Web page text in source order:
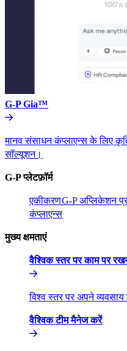
G-P Gia™​​
मानव संसाधन कंप्लाएन्स के लिए
सॉल्यूशन।​​
G-P प्लेटफ़ॉर्म​​
एकीकरण​​G-P अप्लिकेशन
कंप्लाएन्स​​
मुख्य क्षमताएं​​
वैश्विक स्तर पर काम पर
विश्व स्तर पर अपने व्यवसाय
वैश्विक टीम मैनेज करें​​